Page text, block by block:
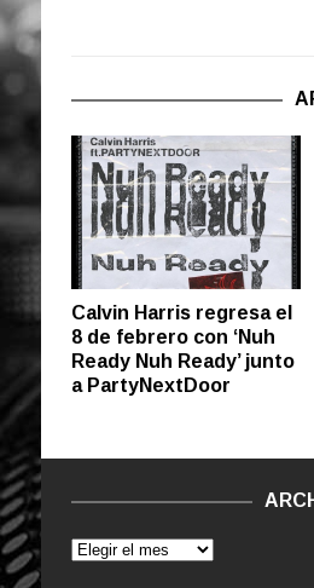
Calvin Harris regresa el
8 de febrero con ‘Nuh
Ready Nuh Ready’ junto
a PartyNextDoor